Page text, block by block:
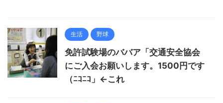
生活 野球
免許試験場のババア「交通安全協会
にご入会お願いします。1500円です
（ﾆｺﾆｺ」←これ